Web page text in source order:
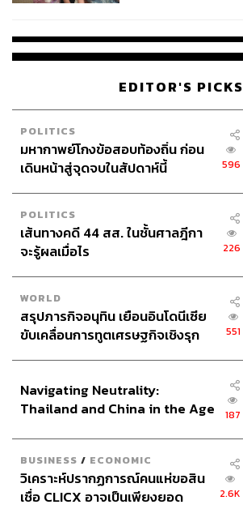
EDITOR'S PICKS
POLITICS
มหากาพย์โกงข้อสอบท้องถิ่น ก่อน
เดินหน้าสู่จุดจบในสัปดาห์นี้
596
POLITICS
เส้นทางคดี 44 สส. ในชั้นศาลฎีกา
จะรู้ผลเมื่อไร
226
WORLD
สรุปภารกิจอนุทิน เยือนอินโดนีเซีย
ขับเคลื่อนการทูตเศรษฐกิจเชิงรุก
551
Navigating Neutrality:
Thailand and China in the Age
187
BUSINESS / ECONOMIC
วิเคราะห์ปรากฏการณ์คนแห่ขอสิน
เชื่อ CLICX อาจเป็นเพียงยอด
2.6K